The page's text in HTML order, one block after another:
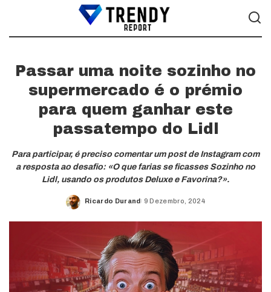
Passar uma noite sozinho no
supermercado é o prémio
para quem ganhar este
passatempo do Lidl
Para participar, é preciso comentar um post de Instagram com
a resposta ao desafio: «O que farias se ficasses Sozinho no
Lidl, usando os produtos Deluxe e Favorina?».
Posted
Ricardo Durand 9 Dezembro, 2024